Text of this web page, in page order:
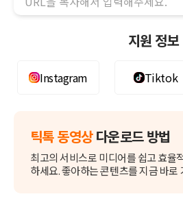
지원 정보
Instagram Tiktok
틱톡 동영상다운로드 방법
최고의 서비스로 미디어를 쉽고 효율
하세요.좋아하는 콘텐츠를 지금 바로